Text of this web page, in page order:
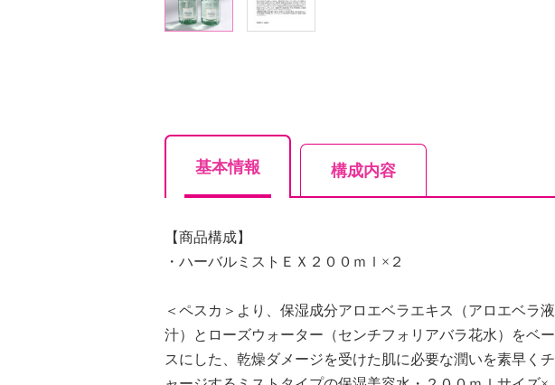
基本情報 構成内容
【商品構成】
・ハーバルミストＥＸ２００ｍｌ×２
＜ペスカ＞より、保湿成分アロエベラエキス（アロエベラ液
汁）とローズウォーター（センチフォリアバラ花水）をベー
スにした、乾燥ダメージを受けた肌に必要な潤いを素早くチ